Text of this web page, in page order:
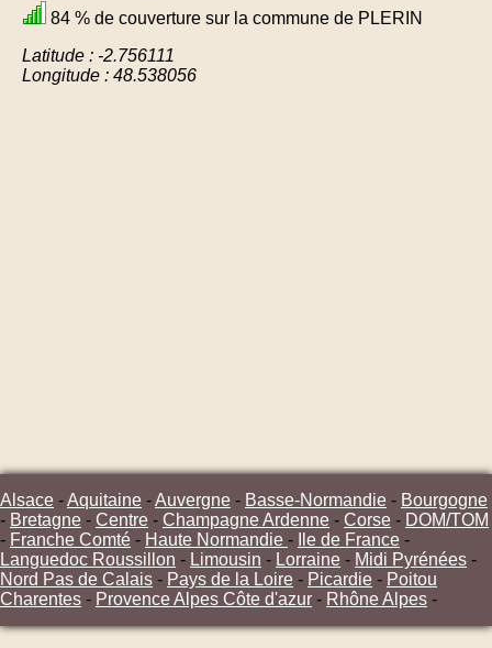
84 % de couverture sur la commune de PLERIN
Latitude : -2.756111
Longitude : 48.538056
Alsace -Aquitaine -Auvergne - Basse-Normandie - Bourgogne
- Bretagne - Centre - Champagne Ardenne - Corse - DOM/TOM
- Franche Comté - Haute Normandie - Ile de France -
Languedoc Roussillon - Limousin - Lorraine - Midi Pyrénées -
Nord Pas de Calais - Pays de la Loire - Picardie - Poitou
Charentes - Provence Alpes Côte d'azur - Rhône Alpes -